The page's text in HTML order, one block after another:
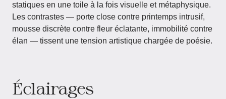
statiques en une toile à la fois visuelle et métaphysique.
Les contrastes — porte close contre printemps intrusif,
mousse discrète contre fleur éclatante, immobilité contre
élan — tissent une tension artistique chargée de poésie.
Éclairages